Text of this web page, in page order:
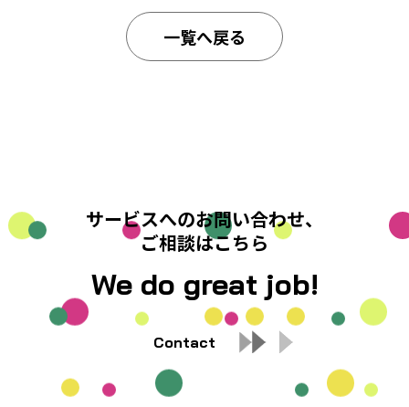
一覧へ戻る
サービスへのお問い合わせ、
ご相談はこちら
We do great job!
Contact